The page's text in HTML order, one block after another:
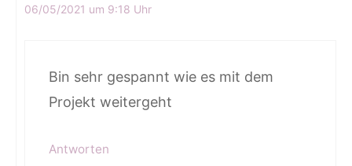
06/05/2021 um 9:18 Uhr
Bin sehr gespannt wie es mit dem
Projekt weitergeht
Antworten